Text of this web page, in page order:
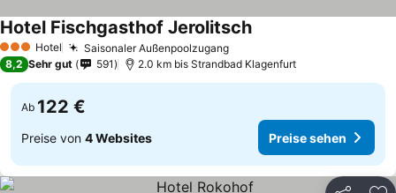
3 SterneHotel Saisonaler Außenpoolzugang
Hotel Fischgasthof Jerolitsch
8,2 Sehr gut 591 2.0 km bis Strandbad Klagenfurt
Ab 122 €
Preise von 4 Websites Preise sehen